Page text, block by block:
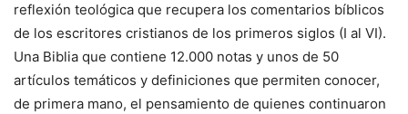
reflexión teológica que recupera los comentarios bíblicos
de los escritores cristianos de los primeros siglos (I al VI).
Una Biblia que contiene 12.000 notas y unos de 50
artículos temáticos y definiciones que permiten conocer,
de primera mano, el pensamiento de quienes continuaron